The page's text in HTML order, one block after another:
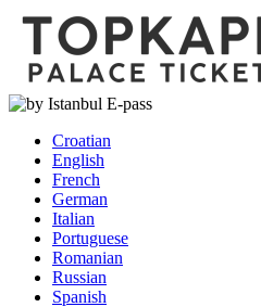
Croatian
English
French
German
Italian
Portuguese
Romanian
Russian
Spanish